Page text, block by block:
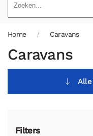
Home Caravans
Caravans
Filters